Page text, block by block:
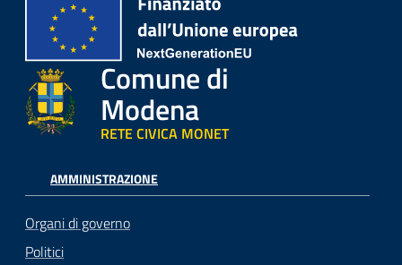
Comune di
Modena
RETE CIVICA MONET
AMMINISTRAZIONE
Organi di governo
Politici